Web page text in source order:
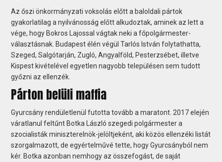
Az őszi önkormányzati voksolás előtt a baloldali pártok
gyakorlatilag a nyilvánosság előtt alkudoztak, aminek az lett a
vége, hogy Bokros Lajossal vágtak neki a főpolgármester-
választásnak. Budapest élén végül Tarlós István folytathatta,
Szeged, Salgótarján, Zugló, Angyalföld, Pesterzsébet, illetve
Kispest kivételével egyetlen nagyobb településen sem tudott
győzni az ellenzék.
Párton belüli maffia
Gyurcsány rendületlenül futotta tovább a maratont. 2017 elején
váratlanul feltűnt Botka László szegedi polgármester a
szocialisták miniszterelnök-jelöltjeként, aki közös ellenzéki listát
szorgalmazott, de egyértelművé tette, hogy Gyurcsányból nem
kér. Botka azonban nemhogy az összefogást, de saját